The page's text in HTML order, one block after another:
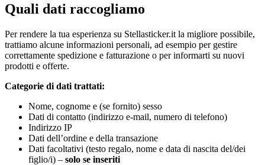
Quali dati raccogliamo
Per rendere la tua esperienza su Stellasticker.it la migliore possibile,
trattiamo alcune informazioni personali, ad esempio per gestire
correttamente spedizione e fatturazione o per informarti su nuovi
prodotti e offerte.
Categorie di dati trattati:
Nome, cognome e (se fornito) sesso
Dati di contatto (indirizzo e-mail, numero di telefono)
Indirizzo IP
Dati dell’ordine e della transazione
Dati facoltativi (testo regalo, nome e data di nascita del/dei
figlio/i) – solo se inseriti